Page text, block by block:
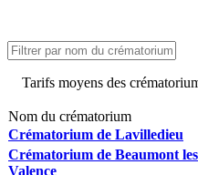
Tarifs moyens des
Nom du crématorium
Crématorium de Lavilledieu
Crématorium de Beaumont les
Valence